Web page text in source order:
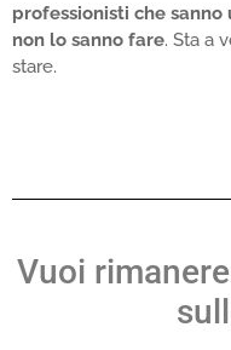
professionisti che sanno
non lo sanno fare. Sta a
stare.
Vuoi